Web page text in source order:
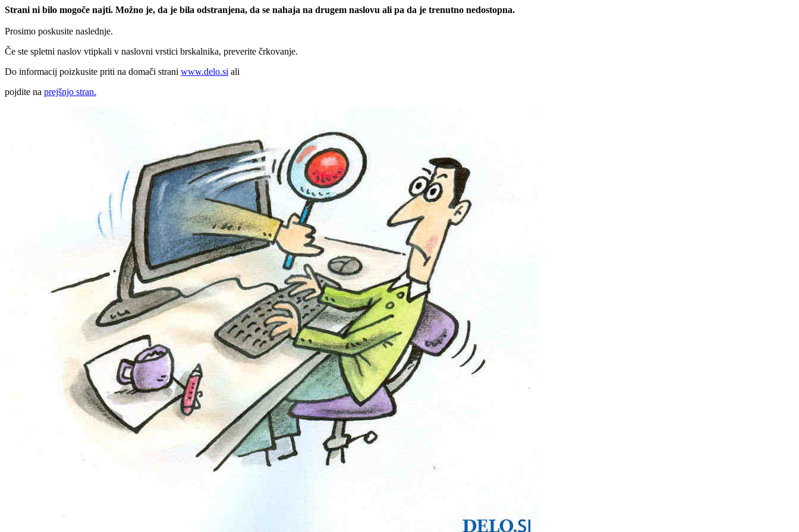
Strani ni bilo mogoče najti. Možno je, da je bila odstranjena, da se nahaja na drugem naslovu ali pa da je trenutno nedostopna.
Prosimo poskusite naslednje.
Če ste spletni naslov vtipkali v naslovni vrstici brskalnika, preverite črkovanje.
Do informacij poizkusite priti na domači strani www.delo.si ali
pojdite na prejšnjo stran.